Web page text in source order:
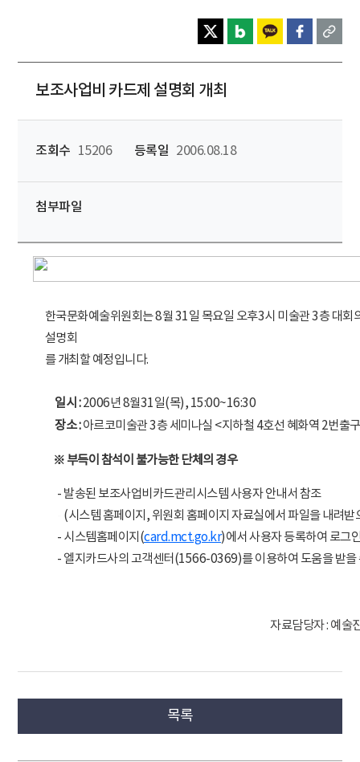
보조사업비 카드제 설명회 개최
조회수 15206 등록일 2006.08.18
첨부파일
한국문화예술위원회는 8월 31일 목요일 오후3시 미술관 3층 대회
설명회
를 개최할 예정입니다.
일시 :2006년 8월31일(목), 15:00~16:30
장소 :아르코미술관 3층 세미나실 <지하철 4호선 혜화역 2번출
※ 부득이 참석이 불가능한 단체의 경우
- 발송된 보조사업비카드관리시스템 사용자 안내서 참조
(시스템 홈페이지, 위원회 홈페이지 자료실에서 파일을 내려받
- 시스템홈페이지(card.mct.go.kr)에서 사용자 등록하여 로그
- 엘지카드사의 고객센터(1566-0369)를 이용하여 도움을 받을
자료담당자 : 예
목록